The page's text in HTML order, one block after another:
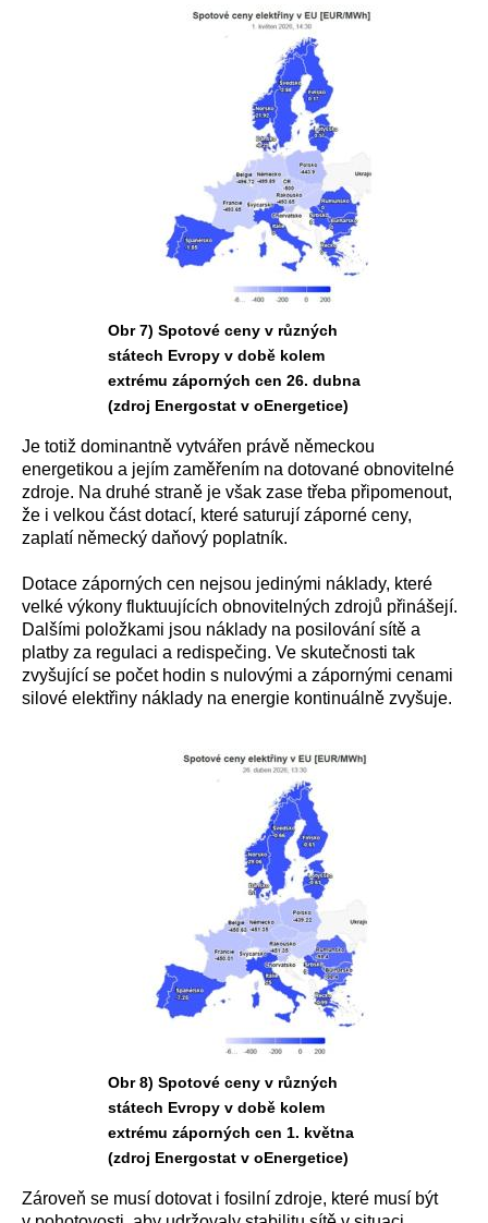
Obr 7) Spotové ceny v různých
státech Evropy v době kolem
extrému záporných cen 26. dubna
(zdroj Energostat v oEnergetice)
Je totiž dominantně vytvářen právě německou
energetikou a jejím zaměřením na dotované obnovitelné
zdroje. Na druhé straně je však zase třeba připomenout,
že i velkou část dotací, které saturují záporné ceny,
zaplatí německý daňový poplatník.
Dotace záporných cen nejsou jedinými náklady, které
velké výkony fluktuujících obnovitelných zdrojů přinášejí.
Dalšími položkami jsou náklady na posilování sítě a
platby za regulaci a redispečing. Ve skutečnosti tak
zvyšující se počet hodin s nulovými a zápornými cenami
silové elektřiny náklady na energie kontinuálně zvyšuje.
Obr 8) Spotové ceny v různých
státech Evropy v době kolem
extrému záporných cen 1. května
(zdroj Energostat v oEnergetice)
Zároveň se musí dotovat i fosilní zdroje, které musí být